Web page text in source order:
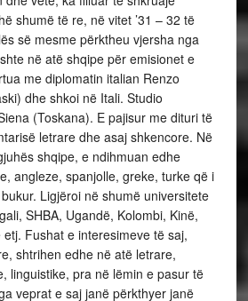
shumë të re, në vitet ’31 – 32 të
së mesme përktheu vjersha nga
në atë shqipe për emisionet e
me diplomatin italian Renzo
dhe shkoi në Itali. Studio
(Toskana). E pajisur me dituri të
letrare dhe asaj shkencore. Në
shqipe, e ndihmuan edhe
angleze, spanjolle, greke, turke që i
Ligjëroi në shumë universitete
SHBA, Ugandë, Kolombi, Kinë,
Fushat e interesimeve të saj,
shtrihen edhe në atë letrare,
linguistike, pra në lëmin e pasur të
veprat e saj janë përkthyer janë